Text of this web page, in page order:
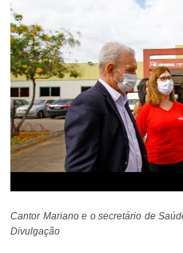
Cantor Mariano e o secretário de
Divulgação